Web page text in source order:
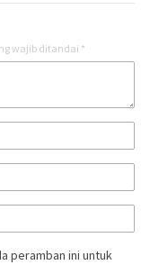
wajib ditandai *
peramban ini untuk